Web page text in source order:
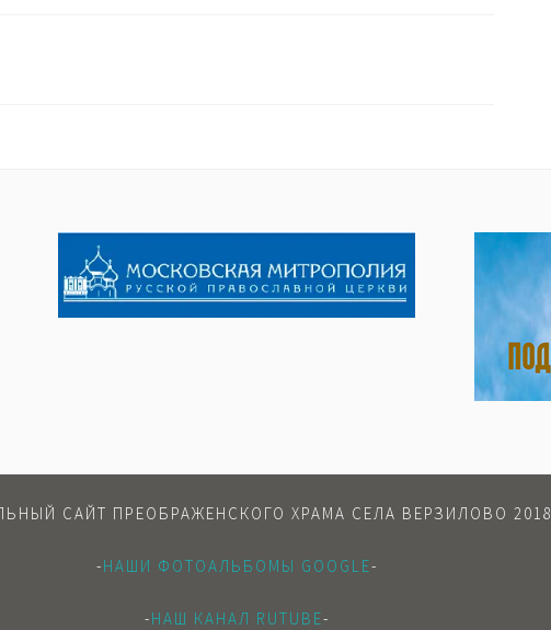
САЙТ ПРЕОБРАЖЕНСКОГО ХРАМА СЕЛА ВЕРЗИЛОВО 2018
-НАШИ ФОТОАЛЬБОМЫ GOOGLE-
-НАШ КАНАЛ RUTUBE-